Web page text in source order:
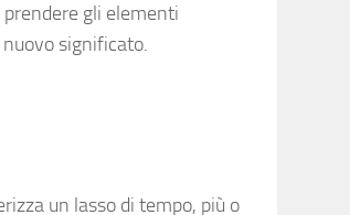
gli elementi
significato.
un lasso di tempo, più o